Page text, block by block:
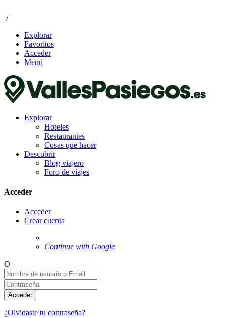
/
Explorar
Favoritos
Acceder
Menú
Explorar
Hoteles
Restaurantes
Cosas que hacer
Descubrir
Blog viajero
Foro de viajes
Acceder
Acceder
Crear cuenta
Continue with Google
O
Acceder
¿Olvidaste tu contraseña?